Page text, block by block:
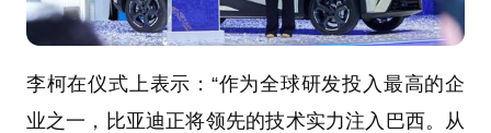
李柯在仪式上表示：“作为全球研发投入最高的企
业之一，比亚迪正将领先的技术实力注入巴西。从